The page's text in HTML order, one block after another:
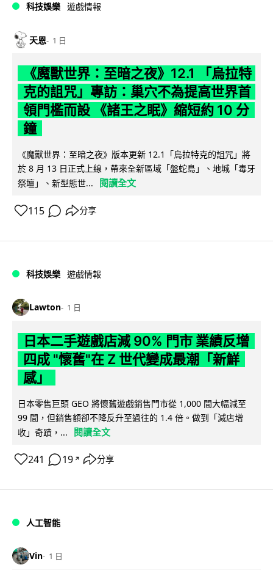
科技娛樂 遊戲情報
天恩 1 日
《魔獸世界：至暗之夜》12.1 「烏拉特
克的詛咒」專訪：巢穴不為提高世界首
領門檻而設 《諸王之眠》縮短約 10 分
鐘
《魔獸世界：至暗之夜》版本更新 12.1「烏拉特克的詛咒」將
於 8 月 13 日正式上線，帶來全新區域「盤蛇島」、地城「毒牙
祭壇」、新型態世...
閱讀全文
115 分享
科技娛樂 遊戲情報
Lawton 1 日
日本二手遊戲店減 90% 門市 業績反增
四成 "懷舊"在 Z 世代變成最潮「新鮮
感」
日本零售巨頭 GEO 將懷舊遊戲銷售門市從 1,000 間大幅減至
99 間，但銷售額卻不降反升至過往的 1.4 倍。做到「減店增
收」奇蹟，...
閱讀全文
241 19 ↗ 分享
人工智能
Vin 1 日